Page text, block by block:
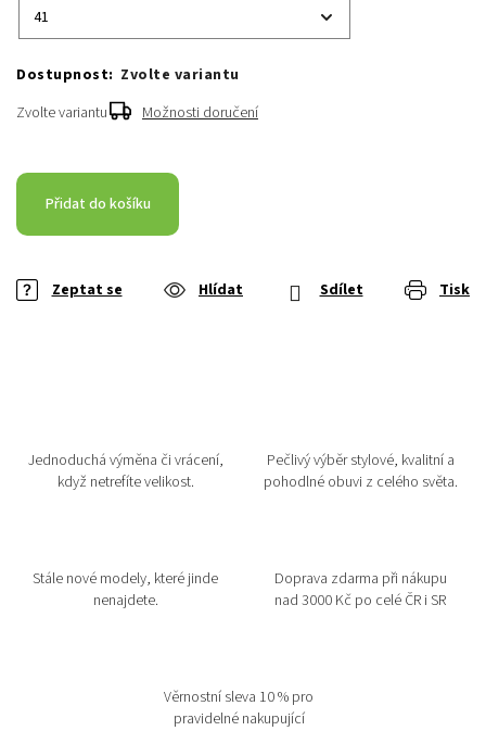
Zvolte variantu
Zvolte variantu
Možnosti doručení
Přidat do košíku
Tisk
Zeptat se Hlídat Sdílet
Jednoduchá výměna či vrácení,
když netrefíte velikost.
Pečlivý výběr stylové, kvalitní a
pohodlné obuvi z celého světa.
Stále nové modely, které jinde
nenajdete.
Doprava zdarma při nákupu
nad 3000 Kč po celé ČR i SR
Věrnostní sleva 10 % pro
pravidelné nakupující